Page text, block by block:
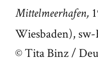
Mittelmeerhafen,
Wiesbaden),
© Tita Binz /